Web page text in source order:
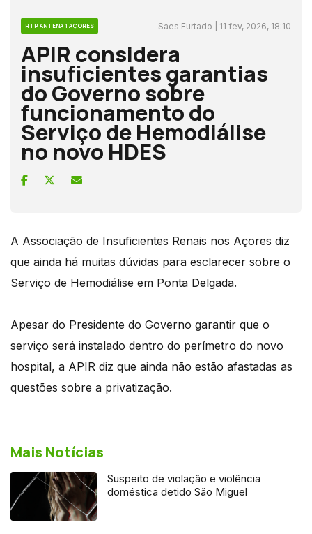
RTP ANTENA 1 AÇORES Saes Furtado | 11 fev, 2026, 18:10
APIR considera
insuficientes garantias
do Governo sobre
funcionamento do
Serviço de Hemodiálise
no novo HDES
A Associação de Insuficientes Renais nos Açores diz
que ainda há muitas dúvidas para esclarecer sobre o
Serviço de Hemodiálise em Ponta Delgada.
Apesar do Presidente do Governo garantir que o
serviço será instalado dentro do perímetro do novo
hospital, a APIR diz que ainda não estão afastadas as
questões sobre a privatização.
Mais Notícias
Suspeito de violação e violência
doméstica detido São Miguel